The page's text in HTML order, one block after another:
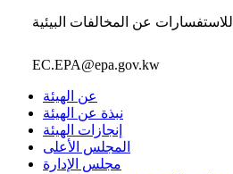
للاستفسارات عن المخالفات البيئية
EC.EPA@epa.gov.kw
عن الهيئة
نبذة عن الهيئة
إنجازات الهيئة
المجلس الأعلى
مجلس الإدارة